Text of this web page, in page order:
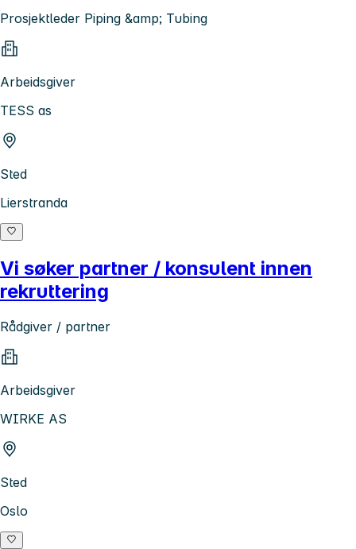
Prosjektleder Piping &amp; Tubing
Arbeidsgiver
TESS as
Sted
Lierstranda
Vi søker partner / konsulent innen
rekruttering
Rådgiver / partner
Arbeidsgiver
WIRKE AS
Sted
Oslo